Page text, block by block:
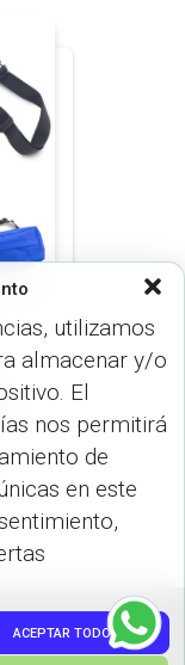
utilizamos
almacenar y/o
El
nos permitirá
de
en este
ACEPTAR TODO